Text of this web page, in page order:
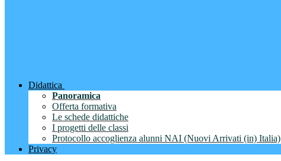
Didattica
Panoramica
Offerta formativa
Le schede didattiche
I progetti delle classi
Protocollo accoglienza alunni NAI (Nuovi Arrivati (in) Italia)
Privacy